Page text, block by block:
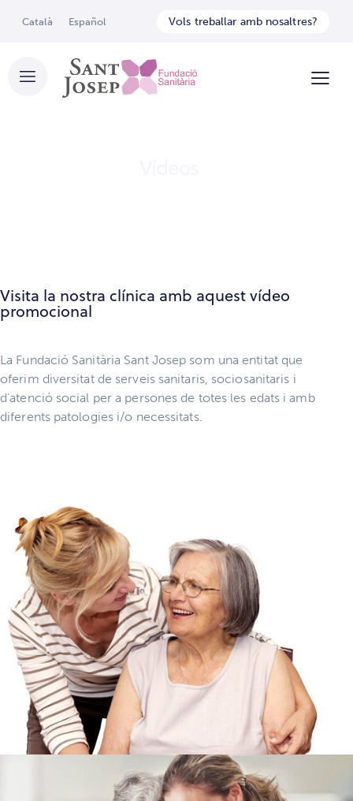
Català Español Vols treballar amb nosaltres?
Visita la nostra clínica amb aquest vídeo
promocional
La Fundació Sanitària Sant Josep som una entitat que
oferim diversitat de serveis sanitaris, sociosanitaris i
d’atenció social per a persones de totes les edats i amb
diferents patologies i/o necessitats.